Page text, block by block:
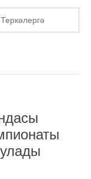
Теркәлергә